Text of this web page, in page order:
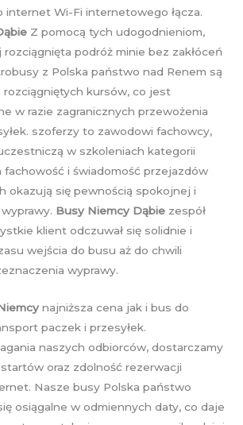
internet Wi-Fi internetowego łącza.
Z pomocą tych udogodnieniom,
podróż minie bez zakłóceń
z Polska państwo nad Renem są
kursów, co jest
w razie zagranicznych przewożenia
szoferzy to zawodowi fachowcy,
w szkoleniach kategorii
fachowość i świadomość przejazdów
okazują się pewnością spokojnej i
Busy Niemcy Dąbie zespół
klient odczuwał się solidnie i
wejścia do busu aż do chwili
wyprawy.
najniższa cena jak i bus do
paczek i przesyłek.
naszych odbiorców, dostarczamy
oraz zdolność rezerwacji
Nasze busy Polska państwo
osiągalne w odmiennych daty, co daje